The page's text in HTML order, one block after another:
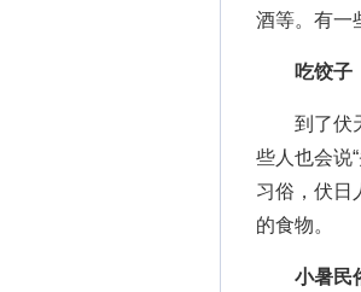
酒等。有一
吃饺子
到了伏天
些人也会说
习俗，伏日
的食物。
小暑民